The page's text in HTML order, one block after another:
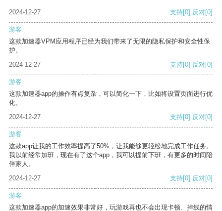
2024-12-27 支持[0] 反对[0]
游客
这款加速器VPM应用程序已经为我们带来了无限的隐私保护和安全性保
护。
2024-12-27
支持[0] 反对[0]
游客
这款加速器app的操作有点复杂，可以简化一下，比如将设置页面进行优
化。
2024-12-27
支持[0] 反对[0]
游客
这款app让我的工作效率提高了50%，让我能够更轻松地完成工作任务。
我以前经常加班，现在有了这个app，我可以提前下班，有更多的时间陪
伴家人。
2024-12-27
支持[0] 反对[0]
游客
这款加速器app的加速效果非常好，玩游戏再也不会出现卡顿、掉线的情